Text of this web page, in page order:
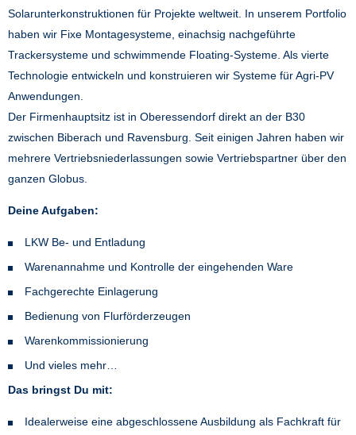
Solarunterkonstruktionen für Projekte weltweit. In unserem Portfolio
haben wir Fixe Montagesysteme, einachsig nachgeführte
Trackersysteme und schwimmende Floating-Systeme. Als vierte
Technologie entwickeln und konstruieren wir Systeme für Agri-PV
Anwendungen.
Der Firmenhauptsitz ist in Oberessendorf direkt an der B30
zwischen Biberach und Ravensburg. Seit einigen Jahren haben wir
mehrere Vertriebsniederlassungen sowie Vertriebspartner über den
ganzen Globus.
Deine Aufgaben:
LKW Be- und Entladung
Warenannahme und Kontrolle der eingehenden Ware
Fachgerechte Einlagerung
Bedienung von Flurförderzeugen
Warenkommissionierung
Und vieles mehr…
Das bringst Du mit:
Idealerweise eine abgeschlossene Ausbildung als Fachkraft für